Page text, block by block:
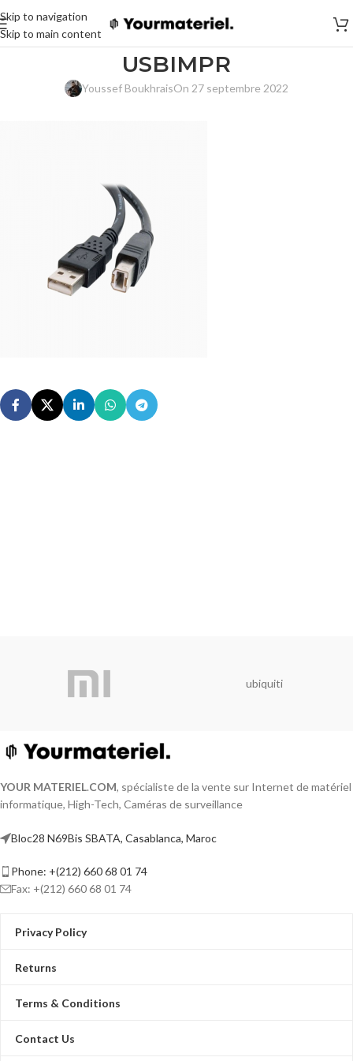
Skip to navigation
Skip to main content
USBIMPR
Youssef BoukhraisOn 27 septembre 2022
ubiquiti
YOUR MATERIEL.COM, spécialiste de la vente sur Internet de matériel
informatique, High-Tech, Caméras de surveillance
Bloc28 N69Bis SBATA, Casablanca, Maroc
Phone: +(212) 660 68 01 74
Fax: +(212) 660 68 01 74
Privacy Policy
Returns
Terms & Conditions
Contact Us